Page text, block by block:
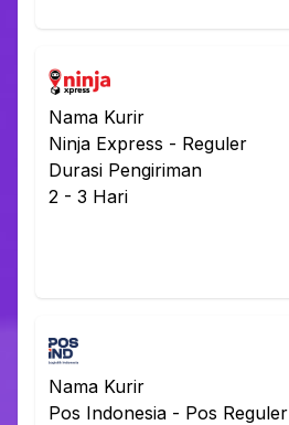
Nama Kurir
Ninja Express - Reguler
Durasi Pengiriman
2 - 3 Hari
Nama Kurir
Pos Indonesia - Pos Reguler